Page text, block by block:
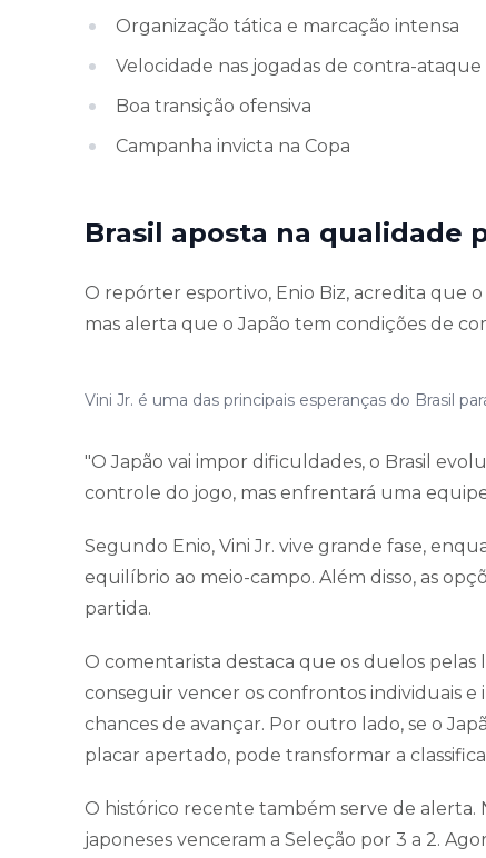
Organização tática e marcação intensa
Velocidade nas jogadas de contra-ataque
Boa transição ofensiva
Campanha invicta na Copa
Brasil aposta na qualidade
O repórter esportivo, Enio Biz, acredita que
mas alerta que o Japão tem condições de
Vini Jr. é uma das principais esperanças do Brasil
"O Japão vai impor dificuldades, o Brasil
controle do jogo, mas enfrentará uma
Segundo Enio, Vini Jr. vive grande fase,
equilíbrio ao meio-campo. Além disso, as
partida.
O comentarista destaca que os duelos pelas
conseguir vencer os confrontos individuais e
chances de avançar. Por outro lado, se o
placar apertado, pode transformar a
O histórico recente também serve de alerta.
japoneses venceram a Seleção por 3 a 2.